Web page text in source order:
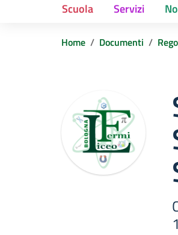
Scuola Servizi
Home Documenti